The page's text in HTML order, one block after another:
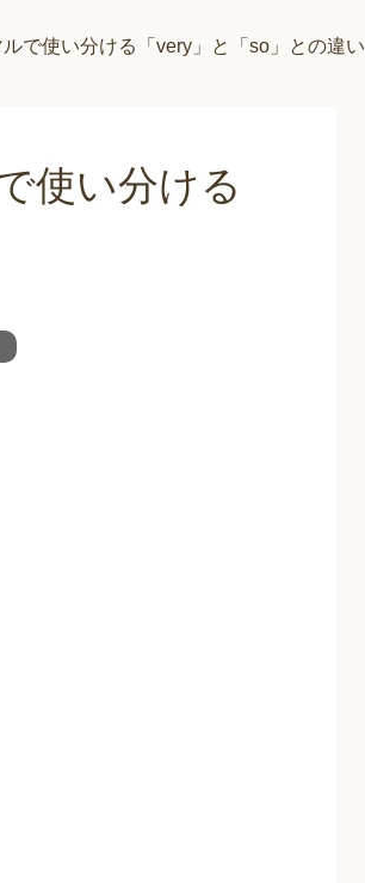
で使い分ける「very」と「so」との違い
使い分ける